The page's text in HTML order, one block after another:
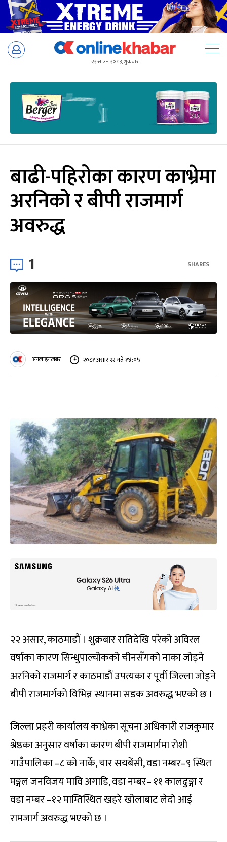
Skip
२२ साउन २०८३, शुक्रबार
बाढी-पहिरोका कारण काभ्रेमा
अरनिको र बीपी राजमार्ग
अवरुद्ध
1 SHARES
अनलाइनखबर २०८१ असार २२ गते १४:०५
२२ असार, काठमाडौं । शुक्रबार रातिदेखि परेको अविरल
वर्षाका कारण सिन्धुपाल्चोकको चीनसँगको नाका जोड़ने
अरनिको राजमार्ग र काठमाडौं उपत्यका र पूर्वी जिल्ला जोड्ने
बीपी राजमार्गको विभिन्न स्थानमा सडक अवरुद्ध भएको छ ।
जिल्ला प्रहरी कार्यालय काभ्रेका सूचना अधिकारी राजकुमार
श्रेष्ठका अनुसार वर्षाका कारण बीपी राजमार्गमा रोशी
गाउँपालिका –८ को नार्के, चार सयबेंसी, वडा नम्बर–९ स्थित
मङ्गल जनविजय मावि अगाडि, वडा नम्बर– ११ कालढुङ्गा र
वडा नम्बर –१२ माम्तिस्थित खहरे खोलाबाट लेदो आई
रामजार्ग अवरुद्ध भएको छ ।